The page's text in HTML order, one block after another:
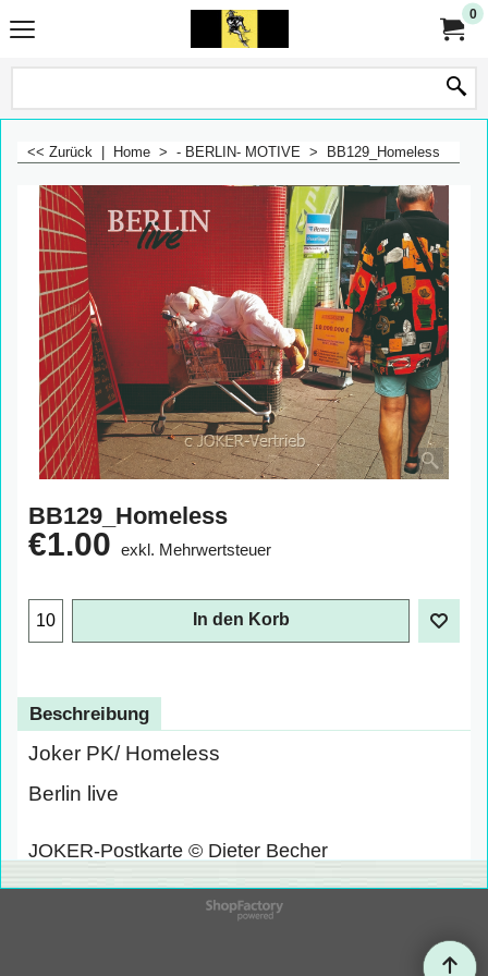
0
<< Zurück Home > - BERLIN- MOTIVE > BB129_Homeless
BB129_Homeless
€1.00 exkl. Mehrwertsteuer
In den Korb
Beschreibung
Joker PK/ Homeless
Berlin live
JOKER-Postkarte © Dieter Becher
WebShop erstellt mit
ShopFactory Shop